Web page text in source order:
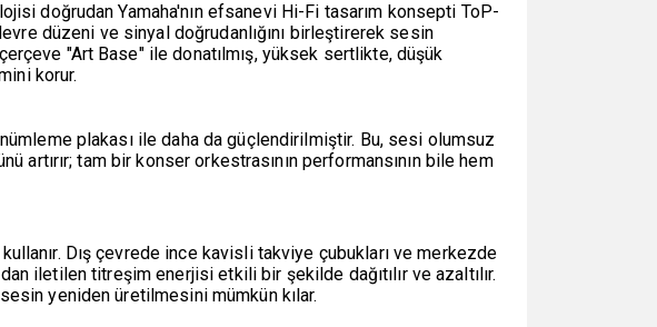
doğrudan Yamaha'nın efsanevi Hi-Fi tasarım konsepti ToP-
düzeni ve sinyal doğrudanlığını birleştirerek sesin
"Art Base" ile donatılmış, yüksek sertlikte, düşük
korur.
plakası ile daha da güçlendirilmiştir. Bu, sesi olumsuz
tam bir konser orkestrasının performansının bile hem
Dış çevrede ince kavisli takviye çubukları ve merkezde
iletilen titreşim enerjisi etkili bir şekilde dağıtılır ve azaltılır.
yeniden üretilmesini mümkün kılar.